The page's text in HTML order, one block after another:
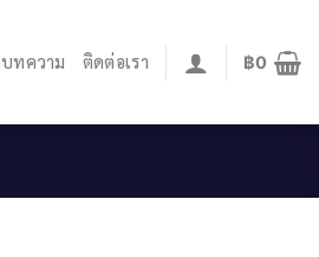
บทความ ติดต่อเรา ฿0